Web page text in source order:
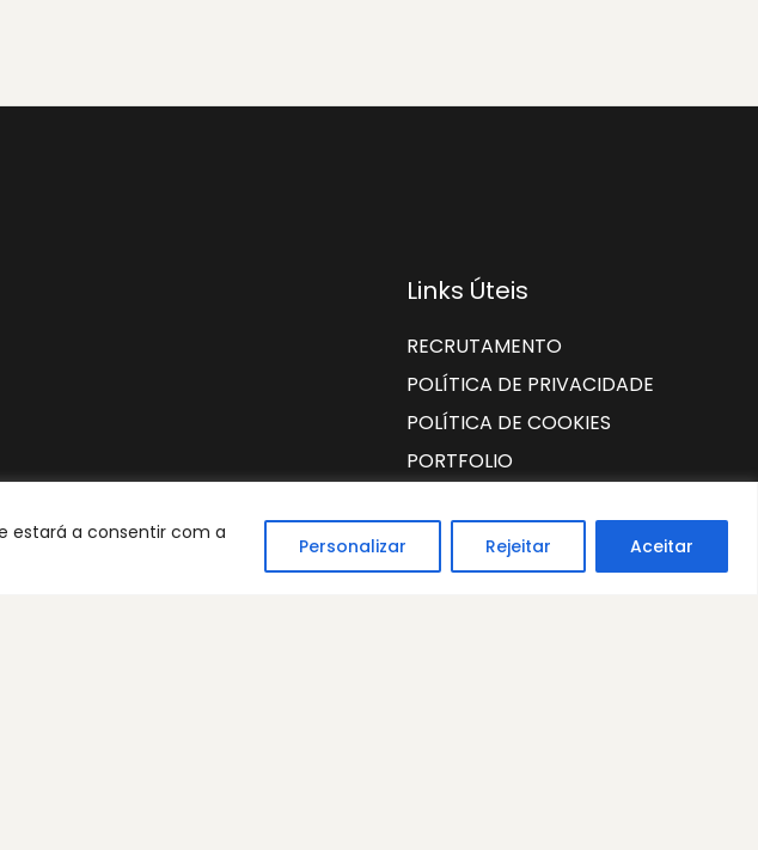
estará a consentir com a
Personalizar Rejeitar Aceitar
Links Úteis
RECRUTAMENTO
POLÍTICA DE PRIVACIDADE
POLÍTICA DE COOKIES
PORTFOLIO